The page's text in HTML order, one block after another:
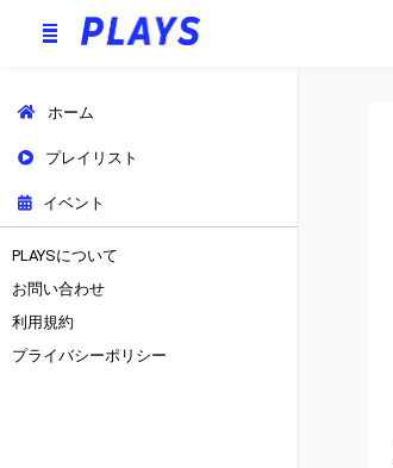
ホーム
プレイリスト
イベント
PLAYSについて
お問い合わせ
利用規約
プライバシーポリシー